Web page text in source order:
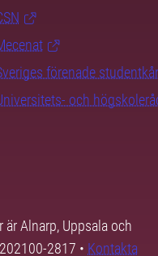
förenade
och
Alnarp, Uppsala och
2817 • Kontakta